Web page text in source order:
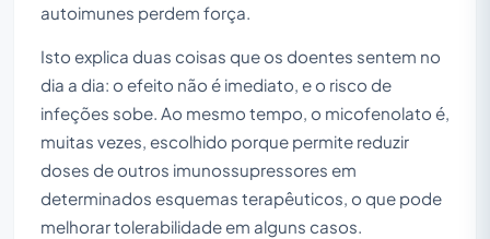
autoimunes perdem força.
Isto explica duas coisas que os doentes sentem no
dia a dia: o efeito não é imediato, e o risco de
infeções sobe. Ao mesmo tempo, o micofenolato é,
muitas vezes, escolhido porque permite reduzir
doses de outros imunossupressores em
determinados esquemas terapêuticos, o que pode
melhorar tolerabilidade em alguns casos.